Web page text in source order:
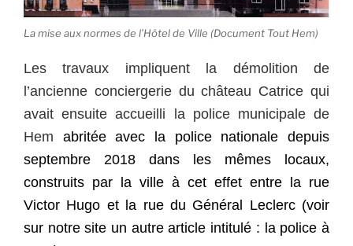
La mise aux normes de l’Hôtel de Ville (Document Tout Hem)
Les travaux impliquent la démolition de
l’ancienne conciergerie du château Catrice qui
avait ensuite accueilli la police municipale de
Hem abritée avec la police nationale depuis
septembre 2018 dans les mêmes locaux,
construits par la ville à cet effet entre la rue
Victor Hugo et la rue du Général Leclerc (voir
sur notre site un autre article intitulé : la police à